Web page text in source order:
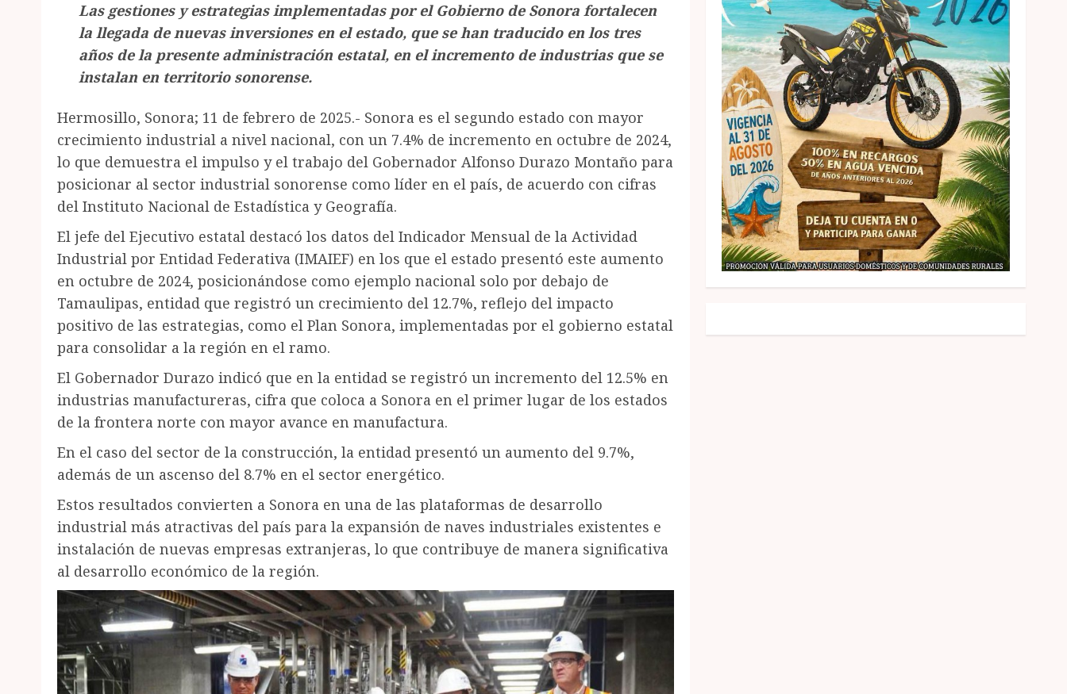
Las gestiones y estrategias implementadas por el Gobierno de Sonora fortalecen
la llegada de nuevas inversiones en el estado, que se han traducido en los tres
años de la presente administración estatal, en el incremento de industrias que se
instalan en territorio sonorense.
Hermosillo, Sonora; 11 de febrero de 2025.- Sonora es el segundo estado con mayor
crecimiento industrial a nivel nacional, con un 7.4% de incremento en octubre de 2024,
lo que demuestra el impulso y el trabajo del Gobernador Alfonso Durazo Montaño para
posicionar al sector industrial sonorense como líder en el país, de acuerdo con cifras
del Instituto Nacional de Estadística y Geografía.
El jefe del Ejecutivo estatal destacó los datos del Indicador Mensual de la Actividad
Industrial por Entidad Federativa (IMAIEF) en los que el estado presentó este aumento
en octubre de 2024, posicionándose como ejemplo nacional solo por debajo de
Tamaulipas, entidad que registró un crecimiento del 12.7%, reflejo del impacto
positivo de las estrategias, como el Plan Sonora, implementadas por el gobierno estatal
para consolidar a la región en el ramo.
El Gobernador Durazo indicó que en la entidad se ⁠registró un incremento del 12.5% en
industrias manufactureras, cifra que coloca a Sonora en el primer lugar de los estados
de la frontera norte con mayor avance en manufactura.
En el caso del sector de la construcción, la entidad presentó un aumento del 9.7%,
además de un ascenso del 8.7% en el sector energético.
Estos resultados convierten a Sonora en una de las plataformas de desarrollo
industrial más atractivas del país para la expansión de naves industriales existentes e
instalación de nuevas empresas extranjeras, lo que contribuye de manera significativa
al desarrollo económico de la región.